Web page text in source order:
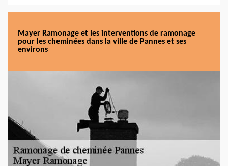
Mayer Ramonage et les interventions de ramonage
pour les cheminées dans la ville de Pannes et ses
environs